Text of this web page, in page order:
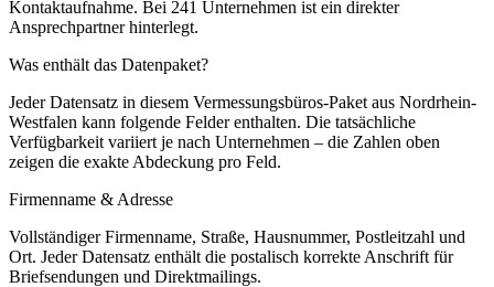
Kontaktaufnahme. Bei 241 Unternehmen ist ein direkter
Ansprechpartner hinterlegt.
Was enthält das Datenpaket?
Jeder Datensatz in diesem Vermessungsbüros-Paket aus Nordrhein-
Westfalen kann folgende Felder enthalten. Die tatsächliche
Verfügbarkeit variiert je nach Unternehmen – die Zahlen oben
zeigen die exakte Abdeckung pro Feld.
Firmenname & Adresse
Vollständiger Firmenname, Straße, Hausnummer, Postleitzahl und
Ort. Jeder Datensatz enthält die postalisch korrekte Anschrift für
Briefsendungen und Direktmailings.